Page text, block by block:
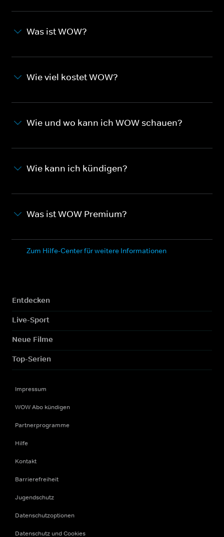
Was ist WOW?
Wie viel kostet WOW?
Wie und wo kann ich WOW schauen?
Wie kann ich kündigen?
Was ist WOW Premium?
Zum Hilfe-Center für weitere Informationen
Entdecken
Live-Sport
Neue Filme
Top-Serien
Impressum
WOW Abo kündigen
Partnerprogramme
Hilfe
Kontakt
Barrierefreiheit
Jugendschutz
Datenschutzoptionen
Datenschutz und Cookies